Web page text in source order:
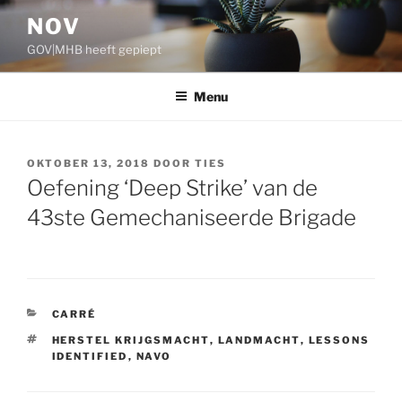
Ga
inhoud
NOV
GOV|MHB heeft gepiept
Menu
GEPLAATST
OP
OKTOBER 13, 2018 DOOR TIES
Oefening ‘Deep Strike’ van de
43ste Gemechaniseerde Brigade
CATEGORIEËN
CARRÉ
TAGS
HERSTEL KRIJGSMACHT, LANDMACHT, LESSONS
IDENTIFIED , NAVO